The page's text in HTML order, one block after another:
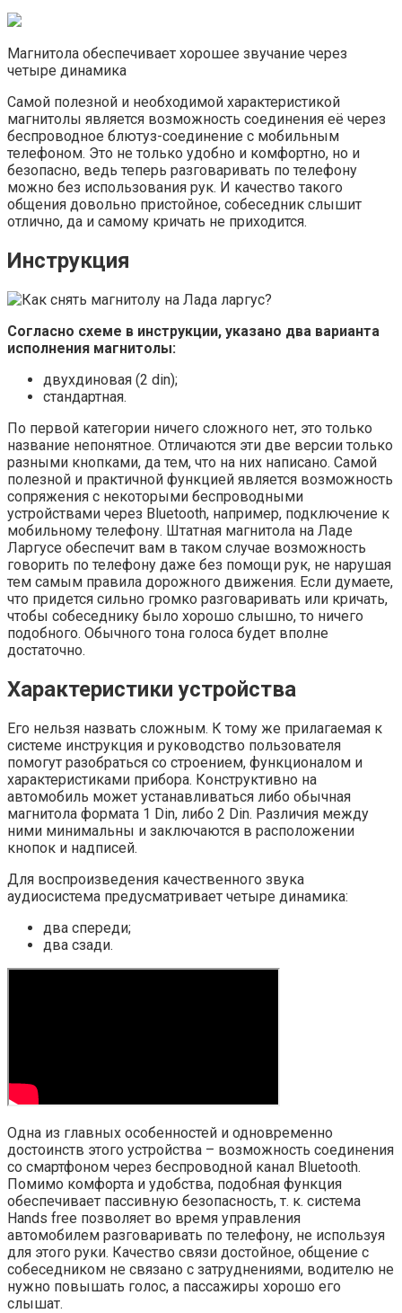
Магнитола обеспечивает хорошее звучание через
четыре динамика
Самой полезной и необходимой характеристикой
магнитолы является возможность соединения её через
беспроводное блютуз-соединение с мобильным
телефоном. Это не только удобно и комфортно, но и
безопасно, ведь теперь разговаривать по телефону
можно без использования рук. И качество такого
общения довольно пристойное, собеседник слышит
отлично, да и самому кричать не приходится.
Инструкция
Согласно схеме в инструкции, указано два варианта
исполнения магнитолы:
двухдиновая (2 din);
стандартная.
По первой категории ничего сложного нет, это только
название непонятное. Отличаются эти две версии только
разными кнопками, да тем, что на них написано. Самой
полезной и практичной функцией является возможность
сопряжения с некоторыми беспроводными
устройствами через Bluetooth, например, подключение к
мобильному телефону. Штатная магнитола на Ладе
Ларгусе обеспечит вам в таком случае возможность
говорить по телефону даже без помощи рук, не нарушая
тем самым правила дорожного движения. Если думаете,
что придется сильно громко разговаривать или кричать,
чтобы собеседнику было хорошо слышно, то ничего
подобного. Обычного тона голоса будет вполне
достаточно.
Характеристики устройства
Его нельзя назвать сложным. К тому же прилагаемая к
системе инструкция и руководство пользователя
помогут разобраться со строением, функционалом и
характеристиками прибора. Конструктивно на
автомобиль может устанавливаться либо обычная
магнитола формата 1 Din, либо 2 Din. Различия между
ними минимальны и заключаются в расположении
кнопок и надписей.
Для воспроизведения качественного звука
аудиосистема предусматривает четыре динамика:
два спереди;
два сзади.
Одна из главных особенностей и одновременно
достоинств этого устройства – возможность соединения
со смартфоном через беспроводной канал Bluetooth.
Помимо комфорта и удобства, подобная функция
обеспечивает пассивную безопасность, т. к. система
Hands free позволяет во время управления
автомобилем разговаривать по телефону, не используя
для этого руки. Качество связи достойное, общение с
собеседником не связано с затруднениями, водителю не
нужно повышать голос, а пассажиры хорошо его
слышат.